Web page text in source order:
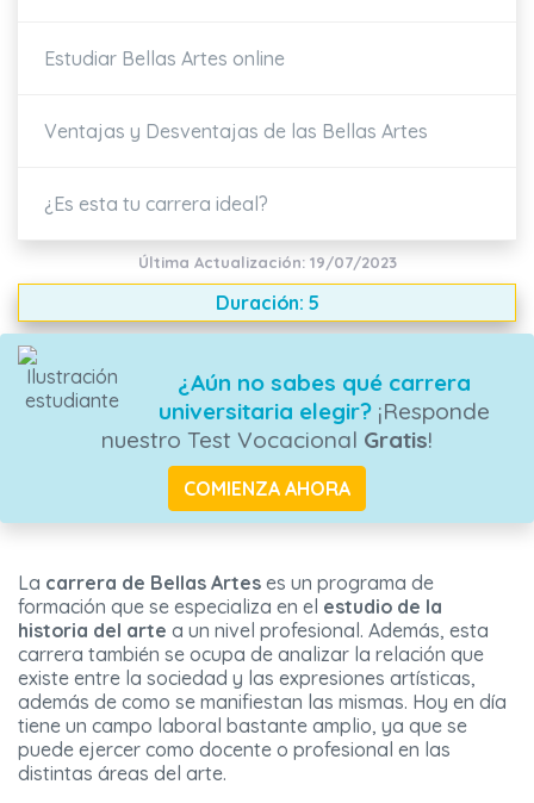
Estudiar Bellas Artes online
Ventajas y Desventajas de las Bellas Artes
¿Es esta tu carrera ideal?
Última Actualización: 19/07/2023
Duración: 5
¿Aún no sabes qué carrera
universitaria elegir?¡Responde
nuestro Test Vocacional Gratis!
COMIENZA AHORA
La carrera de Bellas Artes es un programa de
formación que se especializa en el estudio de la
historia del arte a un nivel profesional. Además, esta
carrera también se ocupa de analizar la relación que
existe entre la sociedad y las expresiones artísticas,
además de como se manifiestan las mismas. Hoy en día
tiene un campo laboral bastante amplio, ya que se
puede ejercer como docente o profesional en las
distintas áreas del arte.